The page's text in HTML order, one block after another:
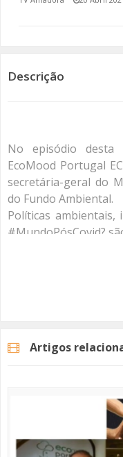
(RE)
ECOMOVE-TE
HISTÓRIAS DE
Descrição
No episódio desta
EcoMood Portugal
secretária-geral do
do Fundo Ambiental.
Políticas ambientais,
#MundoPósCovid?
Artigos